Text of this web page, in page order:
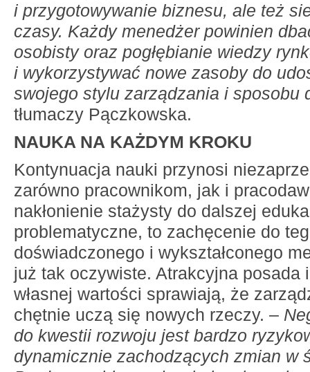
i przygotowywanie biznesu, ale też
czasy. Każdy menedżer powinien
osobisty oraz pogłębianie wiedzy
i wykorzystywać nowe zasoby do
swojego stylu zarządzania i sposobu
tłumaczy Pączkowska.
NAUKA NA KAŻDYM KROKU
Kontynuacja nauki przynosi
zarówno pracownikom, jak i
nakłonienie stażysty do dalszej
problematyczne, to zachęcenie do
doświadczonego i wykształconego
już tak oczywiste. Atrakcyjna posada
własnej wartości sprawiają, że
chętnie uczą się nowych rzeczy. –
do kwestii rozwoju jest bardzo
dynamicznie zachodzących zmian w